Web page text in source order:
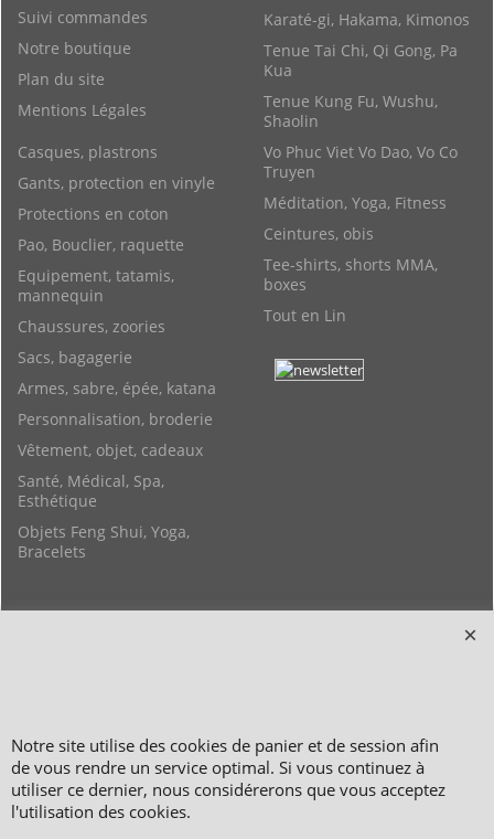
Suivi commandes
Notre boutique
Plan du site
Mentions Légales
Karaté-gi, Hakama, Kimonos
Tenue Tai Chi, Qi Gong, Pa
Kua
Tenue Kung Fu, Wushu,
Shaolin
Vo Phuc Viet Vo Dao, Vo Co
Truyen
Méditation, Yoga, Fitness
Ceintures, obis
Tee-shirts, shorts MMA,
boxes
Tout en Lin
Casques, plastrons
Gants, protection en vinyle
Protections en coton
Pao, Bouclier, raquette
Equipement, tatamis,
mannequin
Chaussures, zoories
Sacs, bagagerie
Armes, sabre, épée, katana
Personnalisation, broderie
Vêtement, objet, cadeaux
Santé, Médical, Spa,
Esthétique
Objets Feng Shui, Yoga,
Bracelets
Copyright 2006-2024 © TAO DISTRIBUTION Boutique en équipement et matériel
Paiement sécurisé via Systempay CAISSE D’ÉPARGNE et PAYPAL
Nos prix sont affichés en HT et en TTC (hors frais de port) dont TVA 5.5 % et 20,0
% incluses, selon les articles
Photos non contractuelles - Reproduction interdite
Notre site utilise des cookies de panier et de session afin
de vous rendre un service optimal. Si vous continuez à
utiliser ce dernier, nous considérerons que vous acceptez
l'utilisation des cookies.